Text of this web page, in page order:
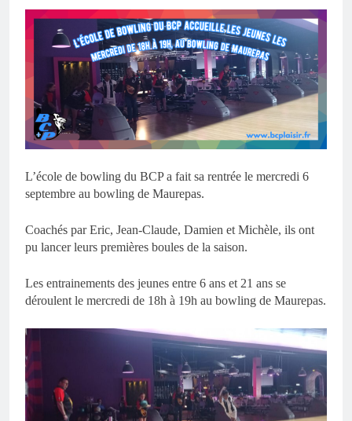
L’école de bowling du BCP a fait sa rentrée le mercredi 6
septembre au bowling de Maurepas.
Coachés par Eric, Jean-Claude, Damien et Michèle, ils ont
pu lancer leurs premières boules de la saison.
Les entrainements des jeunes entre 6 ans et 21 ans se
déroulent le mercredi de 18h à 19h au bowling de Maurepas.